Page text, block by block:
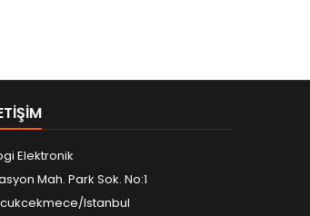
Elektronik
Mah. Park Sok. No:1
Istanbul